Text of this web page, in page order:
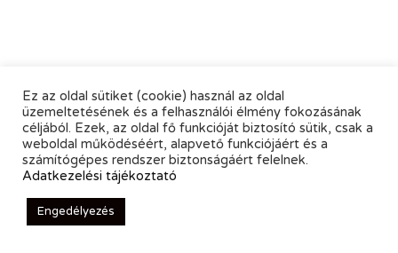
Ez az oldal sütiket (cookie) használ az oldal
üzemeltetésének és a felhasználói élmény fokozásának
céljából. Ezek, az oldal fő funkcióját biztosító sütik, csak a
weboldal működéséért, alapvető funkciójáért és a
számítógépes rendszer biztonságáért felelnek.
Adatkezelési tájékoztató
Engedélyezés